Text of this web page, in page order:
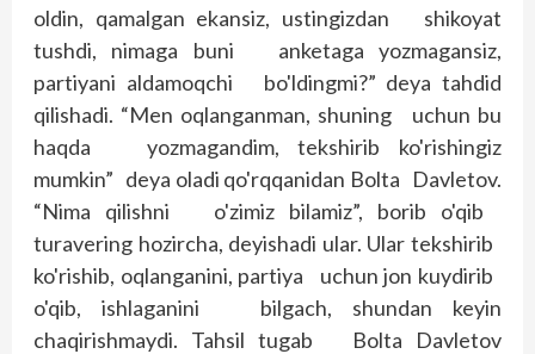
oldin, qamalgan ekansiz, ustingizdan shikoyat
tushdi, nimaga buni anketaga yozmagansiz,
partiyani aldamoqchi bo'ldingmi?” deya tahdid
qilishadi. “Men oqlanganman, shuning uchun bu
haqda yozmagandim, tekshirib ko'rishingiz
mumkin” deya oladi qo'rqqanidan Bolta Davletov.
“Nima qilishni o'zimiz bilamiz”, borib o'qib
turavering hozircha, deyishadi ular. Ular tekshirib
ko'rishib, oqlanganini, partiya uchun jon kuydirib
o'qib, ishlaganini bilgach, shundan keyin
chaqirishmaydi. Tahsil tugab Bolta Davletov